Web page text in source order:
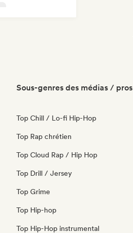
Sous-genres des médias / pros
Top Chill / Lo-fi Hip-Hop
Top Rap chrétien
Top Cloud Rap / Hip Hop
Top Drill / Jersey
Top Grime
Top Hip-hop
Top Hip-Hop instrumental